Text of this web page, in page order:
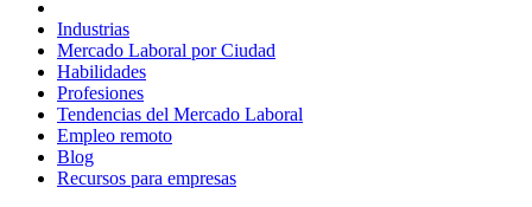
Industrias
Mercado Laboral por Ciudad
Habilidades
Profesiones
Tendencias del Mercado Laboral
Empleo remoto
Blog
Recursos para empresas